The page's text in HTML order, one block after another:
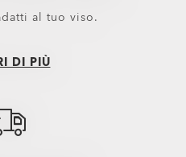
Oakley Non-
al tuo viso.
DI PIÙ